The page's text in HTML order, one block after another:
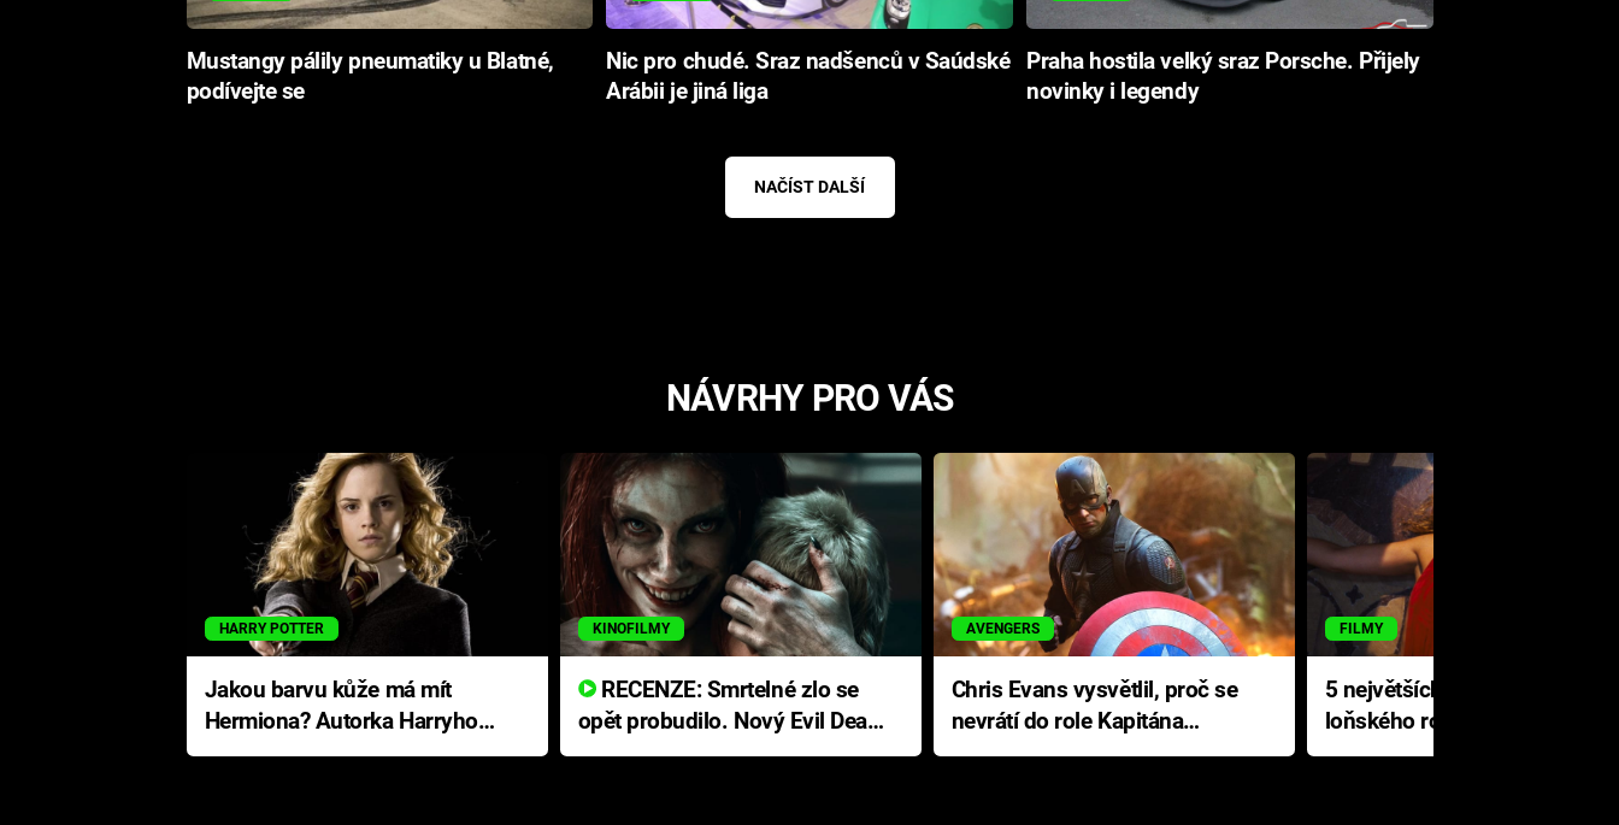
Mustangy pálily pneumatiky u Blatné,
podívejte se
Nic pro chudé. Sraz nadšenců v Saúdské
Arábii je jiná liga
Praha hostila velký sraz Porsche. Přijely
novinky i legendy
NAČÍST DALŠÍ
NÁVRHY PRO VÁS
HARRY POTTER
Jakou barvu kůže má mít
Hermiona? Autorka Harryho
Pottera přišla s ráznou
KINOFILMY
RECENZE: Smrtelné zlo se
opět probudilo. Nový Evil Dead
přichází s neodolatelnou
AVENGERS
Chris Evans vysvětlil, proč se
nevrátí do role Kapitána
Ameriky
FILMY
5 největších propadáků
loňského roku: Disney na
jediné katastrofě prodělal 200